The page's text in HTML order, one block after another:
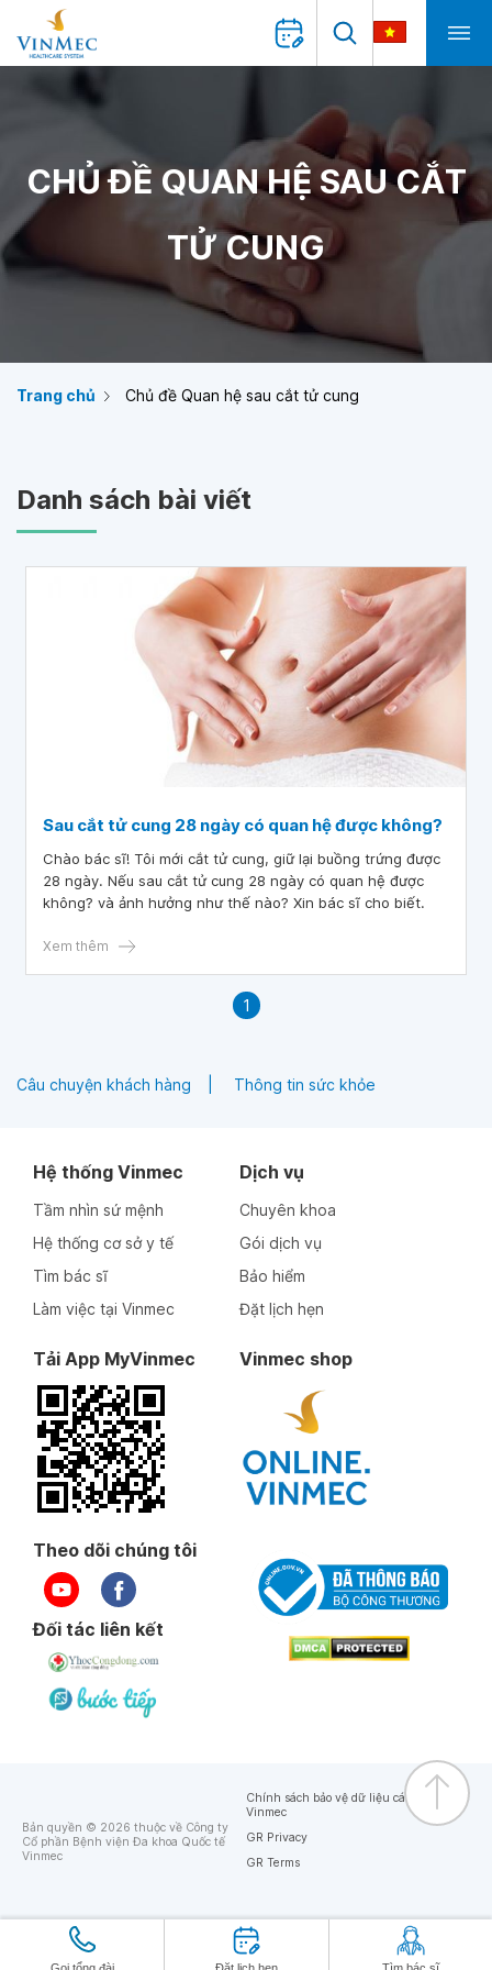
CHỦ ĐỀ QUAN HỆ SAU CẮT
TỬ CUNG
Trang chủ Chủ đề Quan hệ sau cắt tử cung
Danh sách bài viết
Sau cắt tử cung 28 ngày có quan hệ được không?
Chào bác sĩ! Tôi mới cắt tử cung, giữ lại buồng trứng được
28 ngày. Nếu sau cắt tử cung 28 ngày có quan hệ được
không? và ảnh hưởng như thế nào? Xin bác sĩ cho biết.
Xem thêm
1
Câu chuyện khách hàng Thông tin sức khỏe
Hệ thống Vinmec
Tầm nhìn sứ mệnh
Hệ thống cơ sở y tế
Tìm bác sĩ
Làm việc tại Vinmec
Dịch vụ
Chuyên khoa
Gói dịch vụ
Bảo hiểm
Đặt lịch hẹn
Tải App MyVinmec Vinmec shop
Theo dõi chúng tôi
Đối tác liên kết
Bản quyền © 2026 thuộc về Công ty
Cổ phần Bệnh viện Đa khoa Quốc tế
Vinmec
Chính sách bảo vệ dữ liệu cá nhân của
Vinmec
GR Privacy
GR Terms